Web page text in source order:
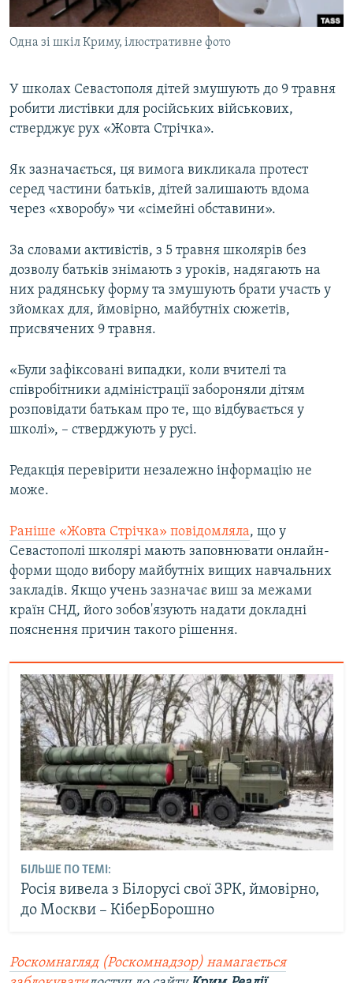
ІНФОГРАФІКА
ДОЛУЧАЙСЯ!
Усі сайти RFE/RL
Одна зі шкіл Криму, ілюстративне фото
У школах Севастополя дітей змушують до 9 травня
робити листівки для російських військових,
стверджує рух «Жовта Стрічка».
Як зазначається, ця вимога викликала протест
серед частини батьків, дітей залишають вдома
через «хворобу» чи «сімейні обставини».
За словами активістів, з 5 травня школярів без
дозволу батьків знімають з уроків, надягають на
них радянську форму та змушують брати участь у
зйомках для, ймовірно, майбутніх сюжетів,
присвячених 9 травня.
«Були зафіксовані випадки, коли вчителі та
співробітники адміністрації забороняли дітям
розповідати батькам про те, що відбувається у
школі», – стверджують у русі.
Редакція перевірити незалежно інформацію не
може.
Раніше «Жовта Стрічка» повідомляла, що у
Севастополі школярі мають заповнювати онлайн-
форми щодо вибору майбутніх вищих навчальних
закладів. Якщо учень зазначає виш за межами
країн СНД, його зобов'язують надати докладні
пояснення причин такого рішення.
БІЛЬШЕ ПО ТЕМІ:
Росія вивела з Білорусі свої ЗРК, ймовірно,
до Москви – КіберБорошно
Роскомнагляд (Роскомнадзор) намагається